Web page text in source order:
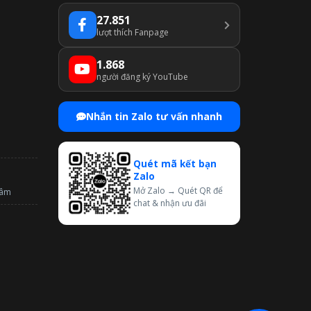
27.851
lượt thích Fanpage
1.868
người đăng ký YouTube
Nhắn tin Zalo tư vấn nhanh
Quét mã kết bạn
Zalo
Mở Zalo → Quét QR để
chat & nhận ưu đãi